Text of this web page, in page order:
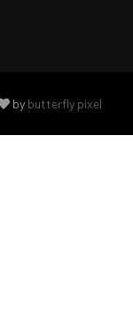
by butterfly pixel